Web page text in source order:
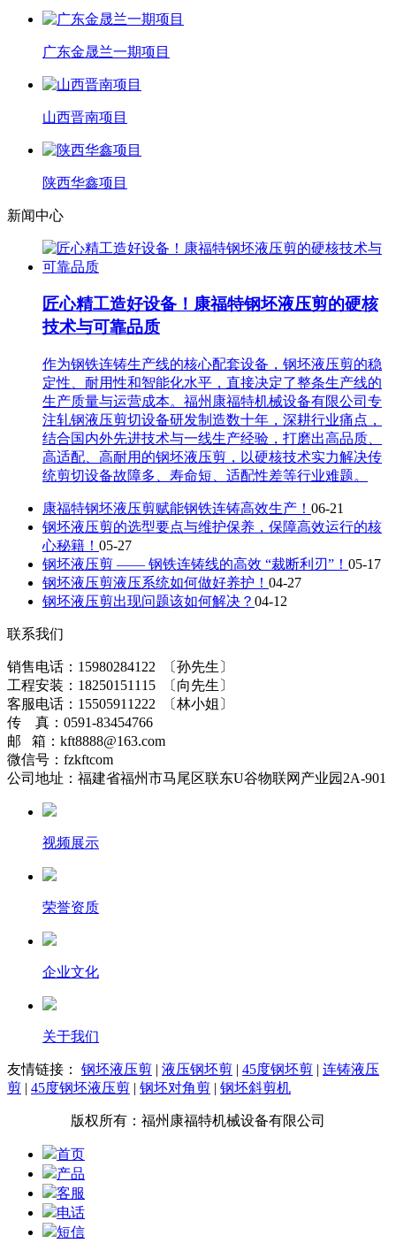
广东金晟兰一期项目
山西晋南项目
陕西华鑫项目
新闻中心
匠心精工造好设备！康福特钢坯液压剪的硬核
技术与可靠品质
作为钢铁连铸生产线的核心配套设备，钢坯液压剪的稳
定性、耐用性和智能化水平，直接决定了整条生产线的
生产质量与运营成本。福州康福特机械设备有限公司专
注轧钢液压剪切设备研发制造数十年，深耕行业痛点，
结合国内外先进技术与一线生产经验，打磨出高品质、
高适配、高耐用的钢坯液压剪，以硬核技术实力解决传
统剪切设备故障多、寿命短、适配性差等行业难题。
康福特钢坯液压剪赋能钢铁连铸高效生产！ 06-21
钢坯液压剪的选型要点与维护保养，保障高效运行的核
心秘籍！ 05-27
钢坯液压剪 —— 钢铁连铸线的高效 “裁断利刃”！ 05-17
钢坯液压剪液压系统如何做好养护！ 04-27
钢坯液压剪出现问题该如何解决？ 04-12
联系我们
销售电话：15980284122 〔孙先生〕
工程安装：18250151115 〔向先生〕
客服电话：15505911222 〔林小姐〕
传 真：0591-83454766
邮 箱：kft8888@163.com
微信号：fzkftcom
公司地址：福建省福州市马尾区联东U谷物联网产业园2A-901
视频展示
荣誉资质
企业文化
关于我们
友情链接： 钢坯液压剪 | 液压钢坯剪 | 45度钢坯剪 | 连铸液压
剪 | 45度钢坯液压剪 | 钢坯对角剪 | 钢坯斜剪机
版权所有：福州康福特机械设备有限公司
首页
产品
客服
电话
短信